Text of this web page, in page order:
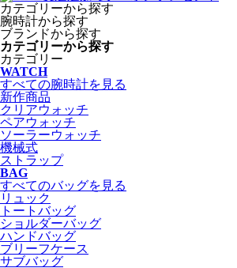
カテゴリーから探す
腕時計から探す
ブランドから探す
カテゴリーから探す
カテゴリー
WATCH
すべての腕時計を見る
新作商品
クリアウォッチ
ペアウォッチ
ソーラーウォッチ
機械式
ストラップ
BAG
すべてのバッグを見る
リュック
トートバッグ
ショルダーバッグ
ハンドバッグ
ブリーフケース
サブバッグ